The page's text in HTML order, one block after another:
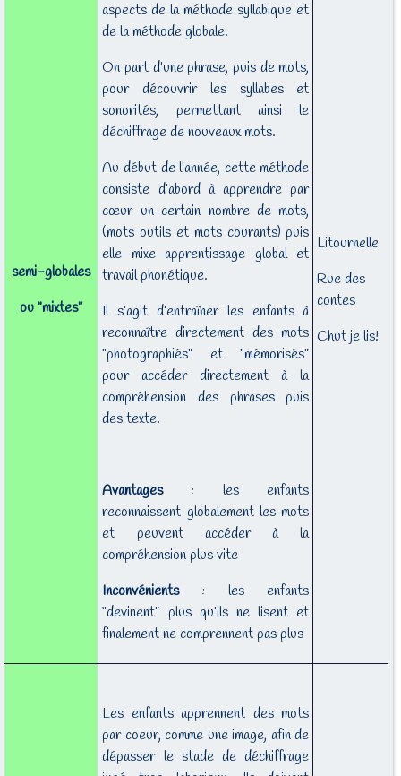
semi-globales
ou “mixtes”
aspects de la méthode syllabique et
de la méthode globale.
On part d’une phrase, puis de mots,
pour découvrir les syllabes et
sonorités, permettant ainsi le
déchiffrage de nouveaux mots.
Au début de l’année, cette méthode
consiste d’abord à apprendre par
cœur un certain nombre de mots,
(mots outils et mots courants) puis
elle mixe apprentissage global et
travail phonétique.
Il s’agit d’entraîner les enfants à
reconnaître directement des mots
“photographiés” et “mémorisés”
pour accéder directement à la
compréhension des phrases puis
des texte.
Avantages: les enfants
reconnaissent globalement les mots
et peuvent accéder à la
compréhension plus vite
Inconvénients: les enfants
“devinent” plus qu’ils ne lisent et
finalement ne comprennent pas plus
Litournelle
Rue des
contes
Chut je lis!
Les enfants apprennent des mots
par coeur, comme une image, afin de
dépasser le stade de déchiffrage